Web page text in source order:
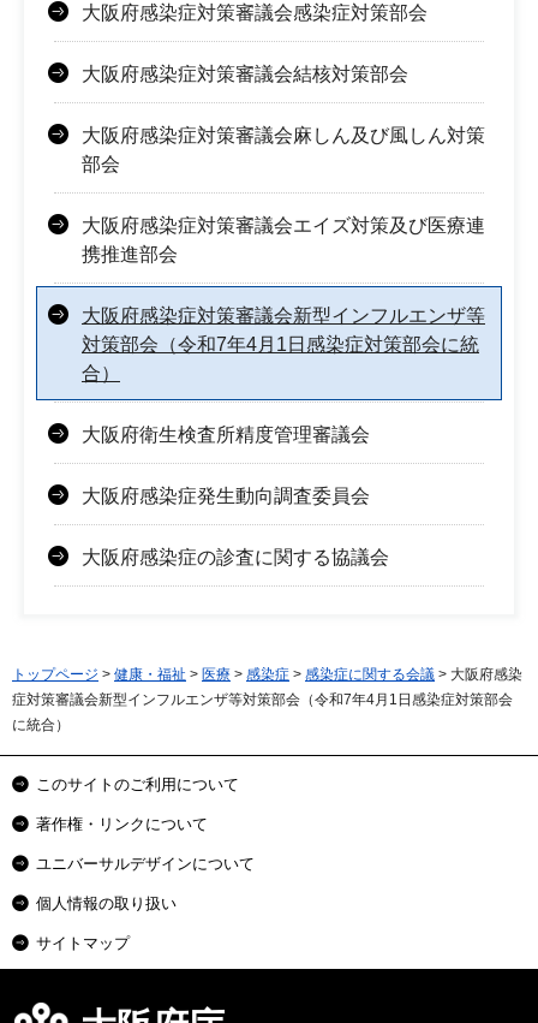
大阪府感染症対策審議会感染症対策部会
大阪府感染症対策審議会結核対策部会
大阪府感染症対策審議会麻しん及び風しん対策
部会
大阪府感染症対策審議会エイズ対策及び医療連
携推進部会
大阪府感染症対策審議会新型インフルエンザ等
対策部会（令和7年4月1日感染症対策部会に統
合）
大阪府衛生検査所精度管理審議会
大阪府感染症発生動向調査委員会
大阪府感染症の診査に関する協議会
トップページ > 健康・福祉 > 医療 > 感染症 > 感染症に関する会議 > 大阪府感染
症対策審議会新型インフルエンザ等対策部会（令和7年4月1日感染症対策部会
に統合）
このサイトのご利用について
著作権・リンクについて
ユニバーサルデザインについて
個人情報の取り扱い
サイトマップ